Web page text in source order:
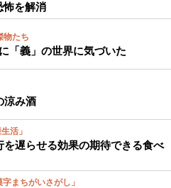
怖を解消
物たち
「義」の世界に気づいた
涼み酒
活」
を遅らせる効果の期待できる食べ
まちがいさがし」